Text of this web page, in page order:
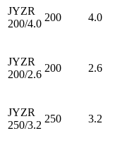
JYZR
200/4.0
200 4.0
JYZR
200/2.6
200 2.6
JYZR
250/3.2
250 3.2